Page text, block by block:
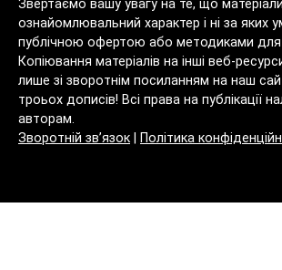
Звертаємо вашу увагу на те, що
ознайомлювальний характер і ні за яких
публічною офертою або методиками для
Копіювання матеріалів на інші веб-
лише зі зворотнім посиланням на наш
троьох дописів! Всі права на публікації
авторам.
Зворотній зв’язок
Політика